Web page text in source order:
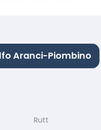
Aranci-Piombino
Rutt